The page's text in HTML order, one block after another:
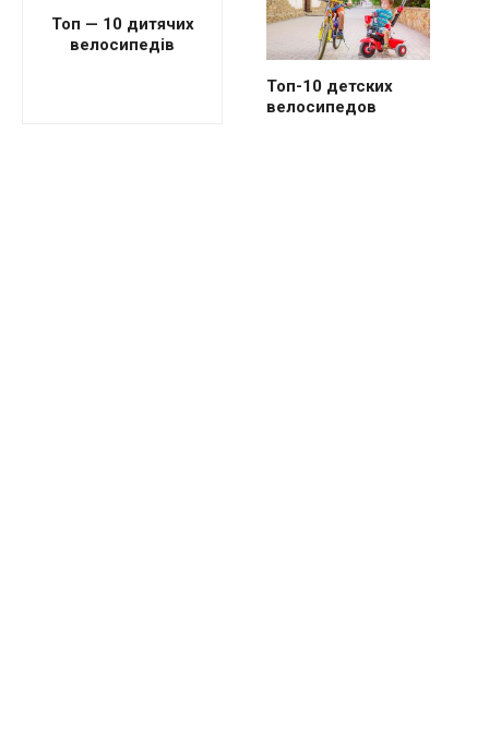
Топ — 10 дитячих
велосипедів
Топ-10 детских
велосипедов